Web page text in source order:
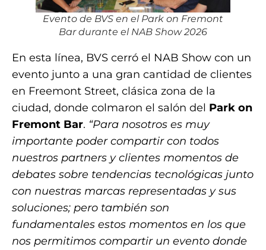
Evento de BVS en el Park on Fremont
Bar durante el NAB Show 2026
En esta línea, BVS cerró el NAB Show con un
evento junto a una gran cantidad de clientes
en Freemont Street, clásica zona de la
ciudad, donde colmaron el salón del Park on
Fremont Bar. “Para nosotros es muy
importante poder compartir con todos
nuestros partners y clientes momentos de
debates sobre tendencias tecnológicas junto
con nuestras marcas representadas y sus
soluciones; pero también son
fundamentales estos momentos en los que
nos permitimos compartir un evento donde